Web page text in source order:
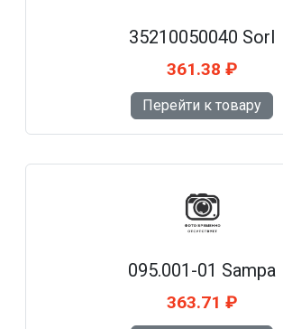
35210050040 Sorl
361.38 ₽
Перейти к товару
095.001-01 Sampa
363.71 ₽